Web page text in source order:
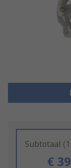
Subtotaal
€